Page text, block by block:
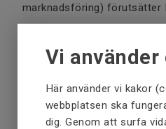
Vi använder
Här använder vi kakor
webbplatsen ska
dig. Genom att surfa
marknadsföring) förutsätter
Personuppgifter
personuppgifter och annan
komma att samla in
Webbplats eller när